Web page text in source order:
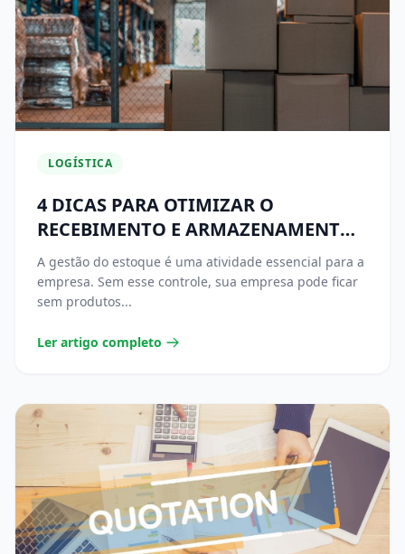
LOGÍSTICA
4 DICAS PARA OTIMIZAR O
RECEBIMENTO E ARMAZENAMENTO
DE MERCADORIAS
A gestão do estoque é uma atividade essencial para a
empresa. Sem esse controle, sua empresa pode ficar
sem produtos...
Ler artigo completo